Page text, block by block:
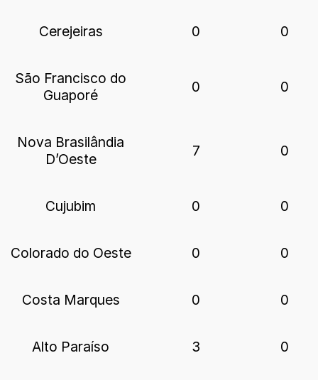
Cerejeiras 0 0
São Francisco do
Guaporé
0 0
Nova Brasilândia
D’Oeste
7 0
Cujubim 0 0
Colorado do Oeste 0 0
Costa Marques 0 0
Alto Paraíso 3 0